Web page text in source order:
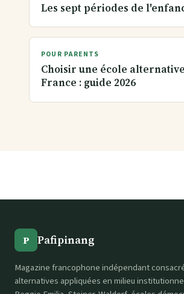
Les sept périodes de
POUR PARENTS
Choisir une école
France : guide 2026
P Pafipinang
Magazine francophone indépendant
alternatives appliquées en milieu